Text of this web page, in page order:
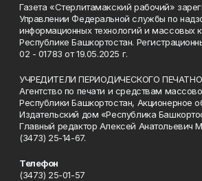
Газета «Стерлитамакский рабочий»
Управлении Федеральной службы по
информационных технологий и массовых
Республике Башкортостан.
02 - 01783 от 19.05.2025 г.
УЧРЕДИТЕЛИ ПЕРИОДИЧЕСКОГО
Агентство по печати и средствам
Республики Башкортостан, Акционерное
Издательский дом «Республика
Главный редактор Алексей Анатольевич
(3473) 25-14-67.
Телефон
(3473) 25-01-57